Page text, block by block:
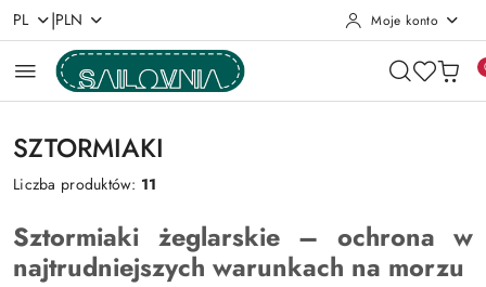
Przejdź do treści głównej
Przejdź do wyszukiwarki
Przejdź do moje konto
Przejdź do menu głównego
Przejdź do stopki
PL |PLN Moje konto
SZTORMIAKI
Liczba produktów: 11
Sztormiaki żeglarskie – ochrona w
najtrudniejszych warunkach na morzu